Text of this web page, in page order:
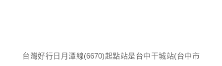
台灣好行日月潭線(6670)起點站是台中干城站(台中市